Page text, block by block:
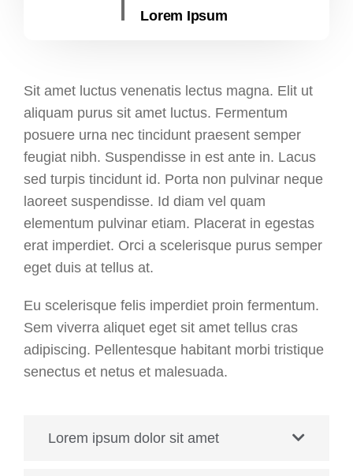
Lorem Ipsum
Sit amet luctus venenatis lectus magna. Elit ut
aliquam purus sit amet luctus. Fermentum
posuere urna nec tincidunt praesent semper
feugiat nibh. Suspendisse in est ante in. Lacus
sed turpis tincidunt id. Porta non pulvinar neque
laoreet suspendisse. Id diam vel quam
elementum pulvinar etiam. Placerat in egestas
erat imperdiet. Orci a scelerisque purus semper
eget duis at tellus at.
Eu scelerisque felis imperdiet proin fermentum.
Sem viverra aliquet eget sit amet tellus cras
adipiscing. Pellentesque habitant morbi tristique
senectus et netus et malesuada.
Lorem ipsum dolor sit amet